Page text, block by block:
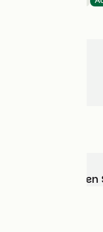
Wählen,